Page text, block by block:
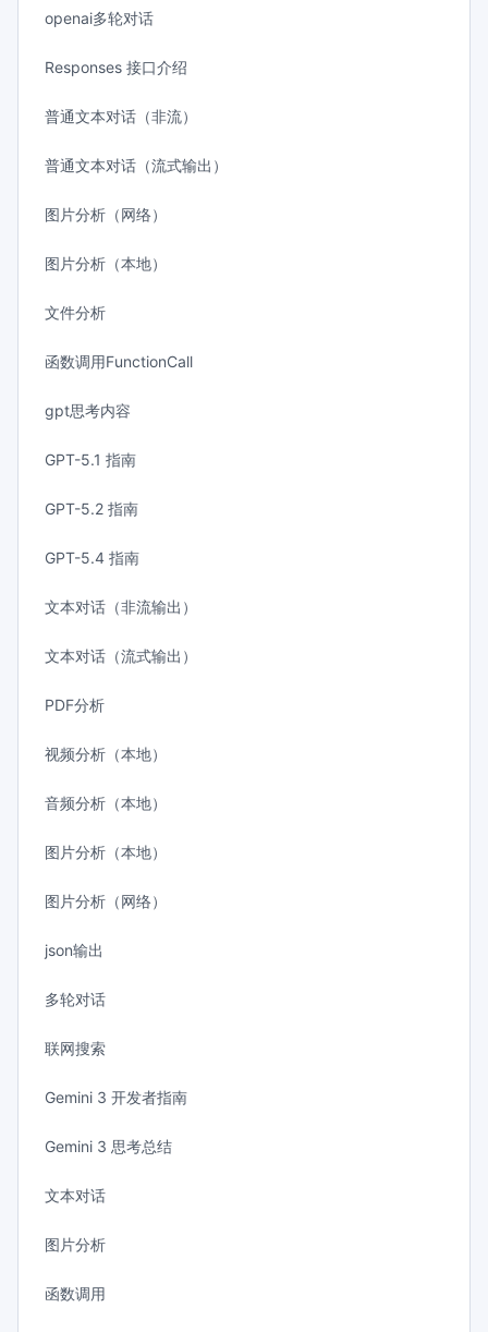
openai多轮对话
Responses 接口介绍
普通文本对话（非流）
普通文本对话（流式输出）
图片分析（网络）
图片分析（本地）
文件分析
函数调用FunctionCall
gpt思考内容
GPT-5.1 指南
GPT-5.2 指南
GPT-5.4 指南
文本对话（非流输出）
文本对话（流式输出）
PDF分析
视频分析（本地）
音频分析（本地）
图片分析（本地）
图片分析（网络）
json输出
多轮对话
联网搜索
Gemini 3 开发者指南
Gemini 3 思考总结
文本对话
图片分析
函数调用